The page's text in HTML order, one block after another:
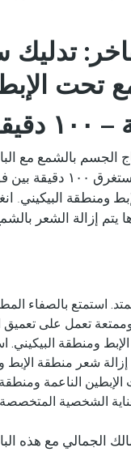
تحت الإبط
الجسم بالشمع مع
تجمع هذه الرحلة
ومنطقة
يتم إزالة الشعر
استمتع بالصفاء
تعمل على تعميق
ومنطقة البيكيني.
شعر منطقة الإبط
الناعمة ومنطقة
الشخصية
الجمالي مع هذه